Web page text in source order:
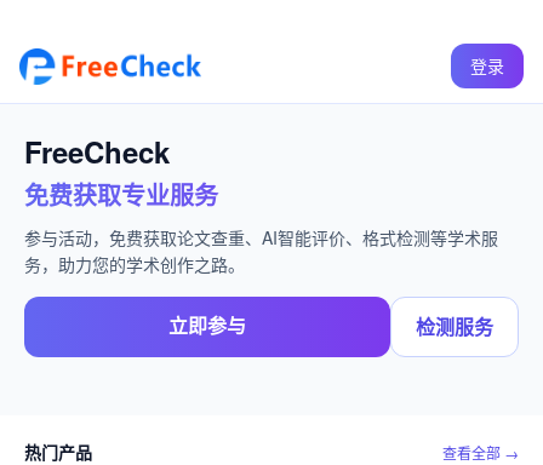
登录
FreeCheck
免费获取专业服务
参与活动，免费获取论文查重、AI智能评价、格式检测等学术服
务，助力您的学术创作之路。
立即参与 检测服务
热门产品 查看全部 →